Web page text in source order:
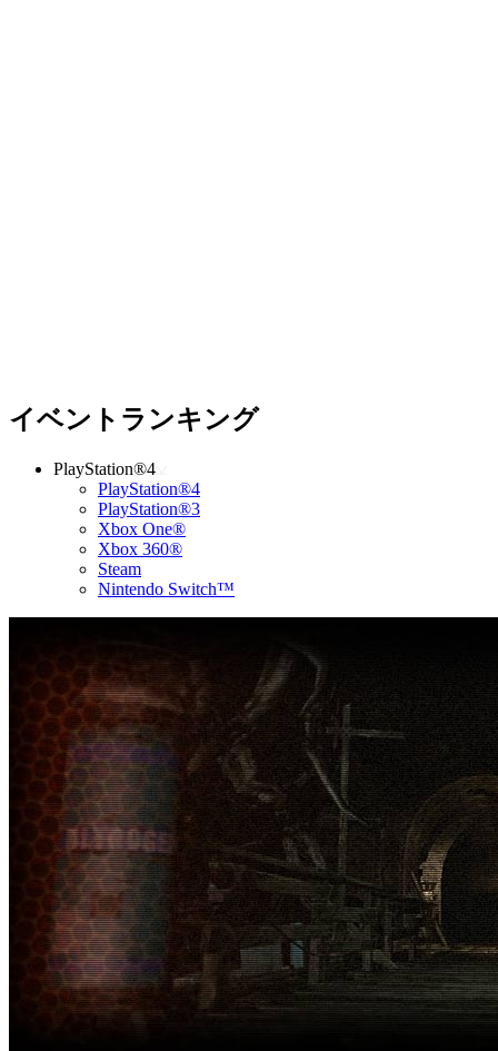
イベントランキング
PlayStation®4
PlayStation®4
PlayStation®3
Xbox One®
Xbox 360®
Steam
Nintendo Switch™